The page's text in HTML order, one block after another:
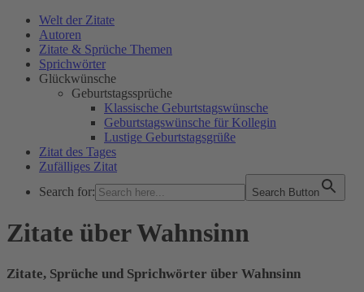
Welt der Zitate
Autoren
Zitate & Sprüche Themen
Sprichwörter
Glückwünsche
Geburtstagssprüche
Klassische Geburtstagswünsche
Geburtstagswünsche für Kollegin
Lustige Geburtstagsgrüße
Zitat des Tages
Zufälliges Zitat
Search for:
Search Button
WELT DER ZITATE
Zitate über Wahnsinn
Zitate, Sprüche und Sprichwörter über Wahnsinn